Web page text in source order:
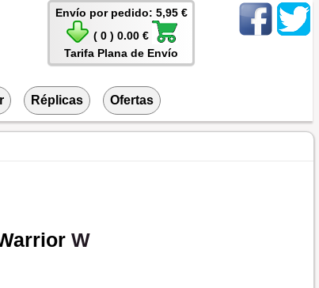
Envío por pedido: 5,95 €
( 0 ) 0.00 €
Tarifa Plana de Envío
Réplicas Ofertas
W